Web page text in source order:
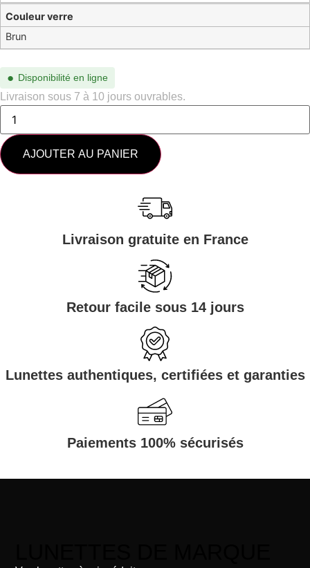
Couleur verre
Brun
● Disponibilité en ligne
Livraison sous 7 à 10 jours ouvrables.
AJOUTER AU PANIER
Livraison gratuite en France
Retour facile sous 14 jours
Lunettes authentiques, certifiées et garanties
Paiements 100% sécurisés